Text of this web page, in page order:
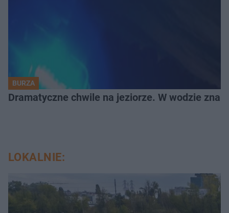
BURZA
Dramatyczne chwile na jeziorze. W wodzie
LOKALNIE: